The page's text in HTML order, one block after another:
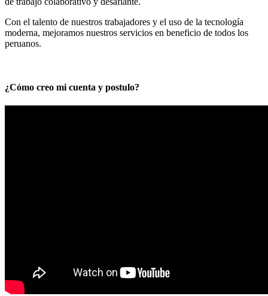
Con el talento de nuestros trabajadores y el uso de la tecnología
moderna, mejoramos nuestros servicios en beneficio de todos los
peruanos.
¿Cómo creo mi cuenta y postulo?